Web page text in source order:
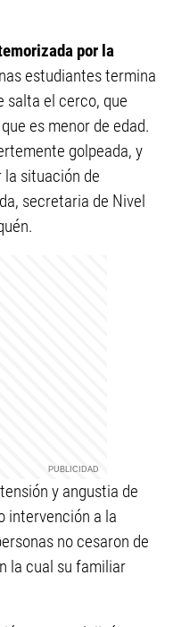
por la
estudiantes termina
salta el cerco, que
es menor de edad.
golpeada, y
situación de
secretaria de Nivel
y angustia de
intervención a la
no cesaron de
la cual su familiar